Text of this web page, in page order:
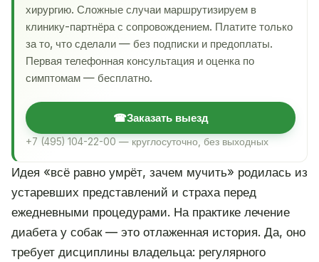
хирургию. Сложные случаи маршрутизируем в
клинику-партнёра с сопровождением. Платите только
за то, что сделали — без подписки и предоплаты.
Первая телефонная консультация и оценка по
симптомам — бесплатно.
☎Заказать выезд
+7 (495) 104-22-00 — круглосуточно, без выходных
Идея «всё равно умрёт, зачем мучить» родилась из
устаревших представлений и страха перед
ежедневными процедурами. На практике лечение
диабета у собак — это отлаженная история. Да, оно
требует дисциплины владельца: регулярного